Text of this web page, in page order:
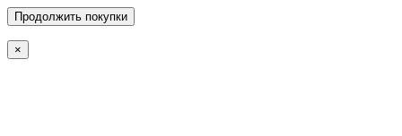
Продолжить покупки
×